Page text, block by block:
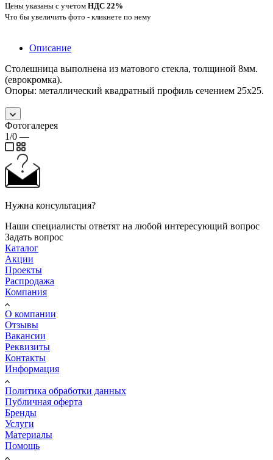
Цены указаны с учетом НДС 22%
Что бы увеличить фото - кликнете по нему
Описание
Столешница выполнена из матового стекла, толщиной 8мм.
(еврокромка).
Опоры: металлический квадратный профиль сечением 25х25.
Фотогалерея
1/0 —
Нужна консультация?
Наши специалисты ответят на любой интересующий вопрос
Задать вопрос
Каталог
Акции
Проекты
Распродажа
Компания
О компании
Отзывы
Вакансии
Реквизиты
Контакты
Информация
Политика обработки данных
Публичная оферта
Бренды
Услуги
Материалы
Помощь